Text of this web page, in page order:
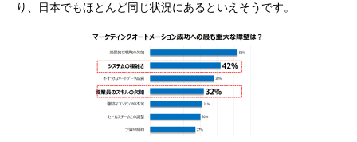
り、日本でもほとんど同じ状況にあるといえそうです。